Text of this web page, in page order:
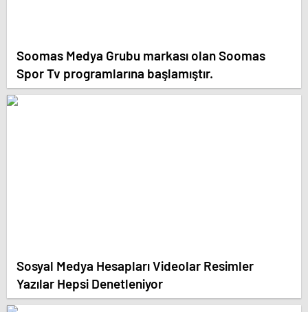
Soomas Medya Grubu markası olan Soomas
Spor Tv programlarına başlamıştır.
Sosyal Medya Hesapları Videolar Resimler
Yazılar Hepsi Denetleniyor